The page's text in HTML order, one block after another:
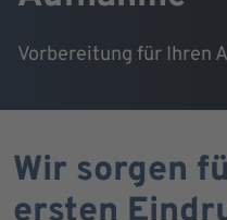
Vorbereitung für Ihren
Wir sorgen